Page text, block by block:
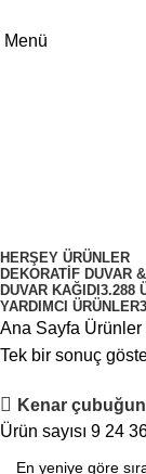
Menü
HERŞEY ÜRÜNLER
DEKORATIF DUVAR
DUVAR KAĞIDI 3.288
YARDIMCI ÜRÜNLER
Ana Sayfa Ürünler
Tek bir sonuç
Kenar
Ürün sayısı 9 24